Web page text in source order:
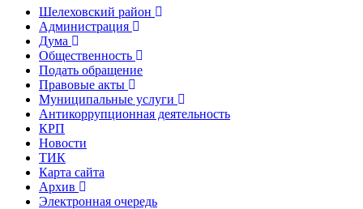
Шелеховский район
Администрация
Дума
Общественность
Подать обращение
Правовые акты
Муниципальные услуги
Антикоррупционная деятельность
КРП
Новости
ТИК
Карта сайта
Архив
Электронная очередь